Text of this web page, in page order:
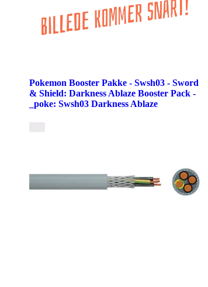
Pokemon Booster Pakke - Swsh03 - Sword
& Shield: Darkness Ablaze Booster Pack -
_poke: Swsh03 Darkness Ablaze